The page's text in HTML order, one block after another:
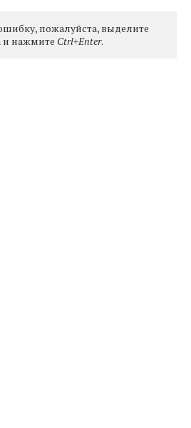
пожалуйста, выделите
и нажмите Ctrl+Enter.